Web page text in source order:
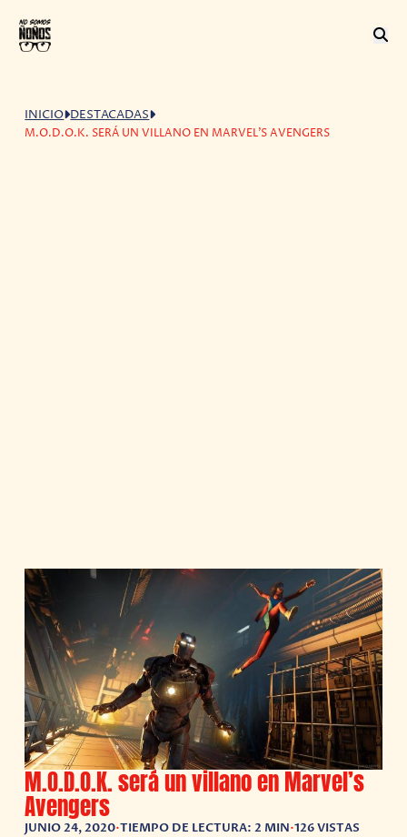
INICIO DESTACADAS
M.O.D.O.K. SERÁ UN VILLANO EN MARVEL'S AVENGERS
M.O.D.O.K. será un villano en Marvel’s
Avengers
JUNIO 24, 2020•TIEMPO DE LECTURA: 2 MIN•126 VISTAS